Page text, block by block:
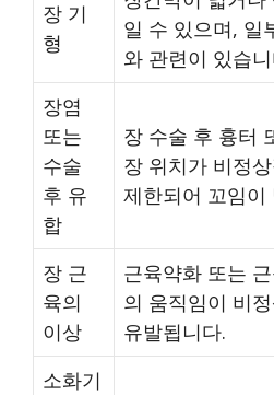
장 기
형
일 수 있으며, 일
와 관련이 있습
장염
또는
수술
후 유
합
장 수술 후 흉터
장 위치가 비정
제한되어 꼬임이
장 근
육의
이상
근육약화 또는
의 움직임이 비
유발됩니다.
소화기